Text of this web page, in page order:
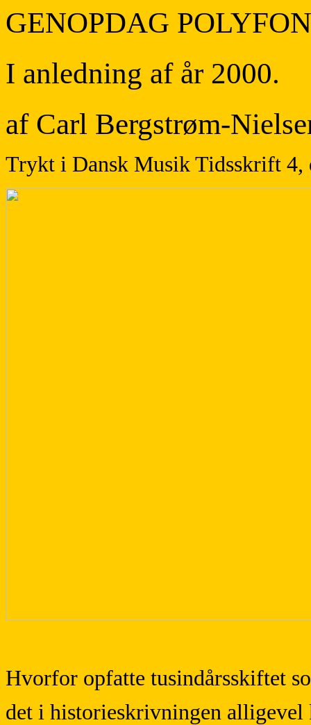
GENOPDAG
I anledning af år 2000.
af Carl Bergstrøm-
Trykt i Dansk Musik Tidsskrift 4,
Hvorfor opfatte tusindårsskiftet
det i historieskrivningen